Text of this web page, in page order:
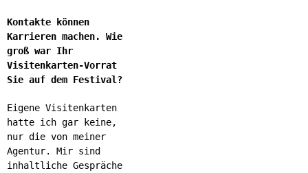
Kontakte können
Karrieren machen. Wie
groß war Ihr
Visitenkarten-Vorrat
Sie auf dem Festival?
Eigene Visitenkarten
hatte ich gar keine,
nur die von meiner
Agentur. Mir sind
inhaltliche Gespräche